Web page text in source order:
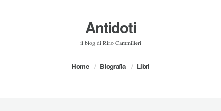
Antidoti
il blog di Rino Cammilleri
Home Biografia Libri